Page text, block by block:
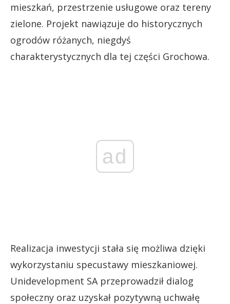
mieszkań, przestrzenie usługowe oraz tereny
zielone. Projekt nawiązuje do historycznych
ogrodów różanych, niegdyś
charakterystycznych dla tej części Grochowa.
ad
Realizacja inwestycji stała się możliwa dzięki
wykorzystaniu specustawy mieszkaniowej.
Unidevelopment SA przeprowadził dialog
społeczny oraz uzyskał pozytywną uchwałę